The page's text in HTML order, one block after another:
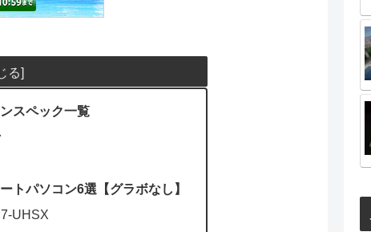
スペック一覧
トパソコン6選【グラボなし】
UHSX